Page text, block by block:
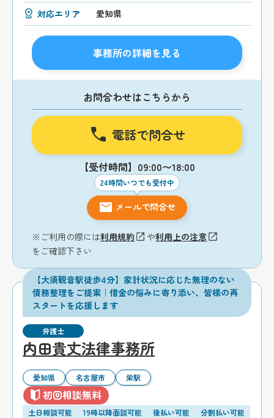
対応エリア 愛知県
事務所の詳細を見る
お問合わせはこちらから
電話で問合せ
【受付時間】09:00〜18:00
24時間いつでも受付中
メールで問合せ
※ご利用の際には利用規約 や利用上の注意
をご確認下さい
【大須観音駅徒歩4分】家計状況に応じた無理のない
債務整理をご提案｜借金の悩みに寄り添い、皆様の再
スタートを応援します
弁護士
内田貴丈法律事務所
愛知県 名古屋市 栄駅
初回相談無料
土日相談可能 19時以降面談可能 後払い可能
分割払い可能